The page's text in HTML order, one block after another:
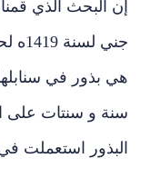
البحث الذي قمنا به
بذور في سنابلها و
و سنتات على
استعملت في